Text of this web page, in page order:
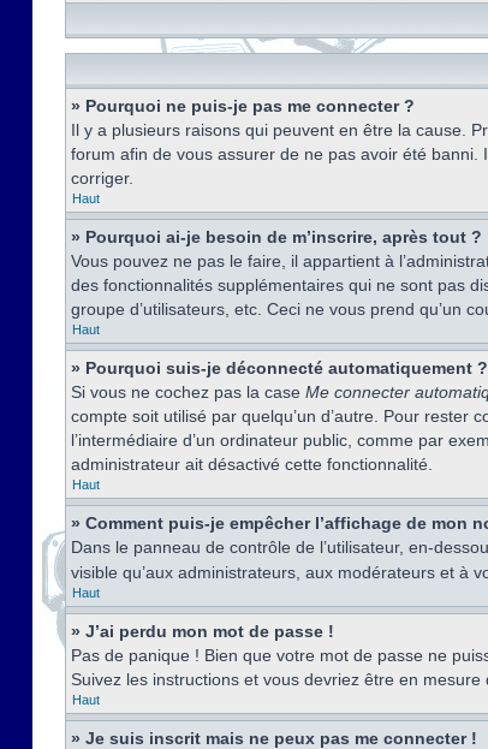
» Pourquoi ne puis-je pas me connecter ?
Il y a plusieurs raisons qui peuvent en être la cause.
forum afin de vous assurer de ne pas avoir été
corriger.
Haut
» Pourquoi ai-je besoin de m’inscrire, après tout ?
Vous pouvez ne pas le faire, il appartient à
des fonctionnalités supplémentaires qui ne sont pas
groupe d’utilisateurs, etc. Ceci ne vous prend qu’un
Haut
» Pourquoi suis-je déconnecté automatiquement ?
Si vous ne cochez pas la case Me connecter
compte soit utilisé par quelqu’un d’autre. Pour rester
l’intermédiaire d’un ordinateur public, comme par
administrateur ait désactivé cette fonctionnalité.
Haut
» Comment puis-je empêcher l’affichage de mon
Dans le panneau de contrôle de l’utilisateur, en-
visible qu’aux administrateurs, aux modérateurs et à
Haut
» J’ai perdu mon mot de passe !
Pas de panique ! Bien que votre mot de passe ne
Suivez les instructions et vous devriez être en
Haut
» Je suis inscrit mais ne peux pas me connecter !